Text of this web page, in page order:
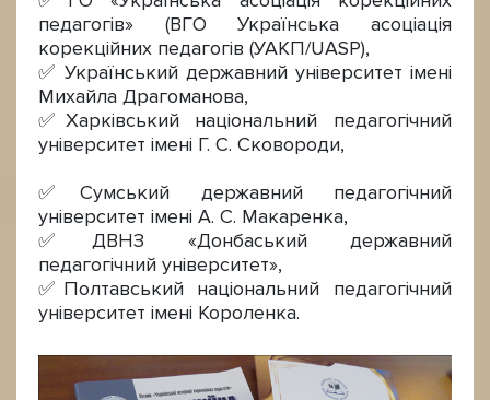
педагогів» (ВГО Українська асоціація
корекційних педагогів (УАКП/UASP),
✅ Український державний університет імені
Михайла Драгоманова,
✅Харківський національний педагогічний
університет імені Г. С. Сковороди,
✅Сумський державний педагогічний
університет імені А. С. Макаренка,
✅ДВНЗ «Донбаський державний
педагогічний університет»,
✅Полтавський національний педагогічний
університет імені Короленка.